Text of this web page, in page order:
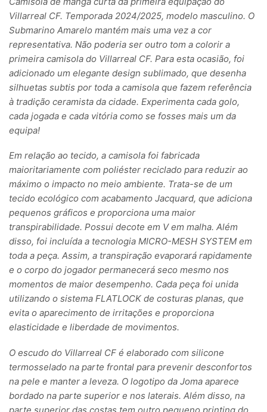
Villarreal CF. Temporada 2024/2025, modelo masculino. O
Submarino Amarelo mantém mais uma vez a cor
representativa. Não poderia ser outro tom a colorir a
primeira camisola do Villarreal CF. Para esta ocasião, foi
adicionado um elegante design sublimado, que desenha
silhuetas subtis por toda a camisola que fazem referência
à tradição ceramista da cidade. Experimenta cada golo,
cada jogada e cada vitória como se fosses mais um da
equipa!
Em relação ao tecido, a camisola foi fabricada
maioritariamente com poliéster reciclado para reduzir ao
máximo o impacto no meio ambiente. Trata-se de um
tecido ecológico com acabamento Jacquard, que adiciona
pequenos gráficos e proporciona uma maior
transpirabilidade. Possui decote em V em malha. Além
disso, foi incluída a tecnologia MICRO-MESH SYSTEM em
toda a peça. Assim, a transpiração evaporará rapidamente
e o corpo do jogador permanecerá seco mesmo nos
momentos de maior desempenho. Cada peça foi unida
utilizando o sistema FLATLOCK de costuras planas, que
evita o aparecimento de irritações e proporciona
elasticidade e liberdade de movimentos.
O escudo do Villarreal CF é elaborado com silicone
termosselado na parte frontal para prevenir desconfortos
na pele e manter a leveza. O logotipo da Joma aparece
bordado na parte superior e nos laterais. Além disso, na